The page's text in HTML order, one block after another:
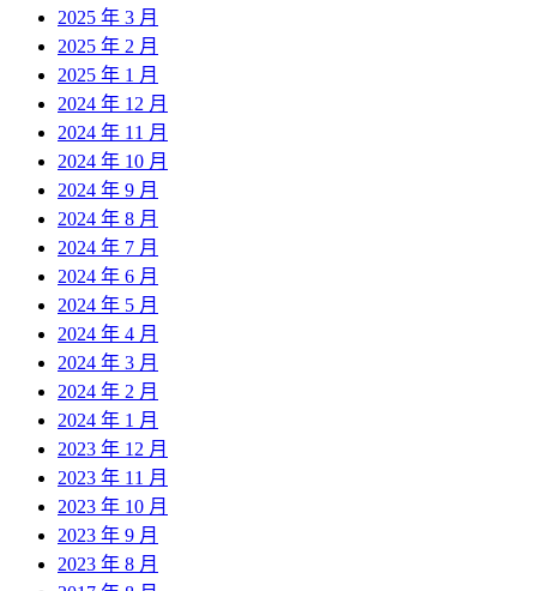
2025 年 3 月
2025 年 2 月
2025 年 1 月
2024 年 12 月
2024 年 11 月
2024 年 10 月
2024 年 9 月
2024 年 8 月
2024 年 7 月
2024 年 6 月
2024 年 5 月
2024 年 4 月
2024 年 3 月
2024 年 2 月
2024 年 1 月
2023 年 12 月
2023 年 11 月
2023 年 10 月
2023 年 9 月
2023 年 8 月